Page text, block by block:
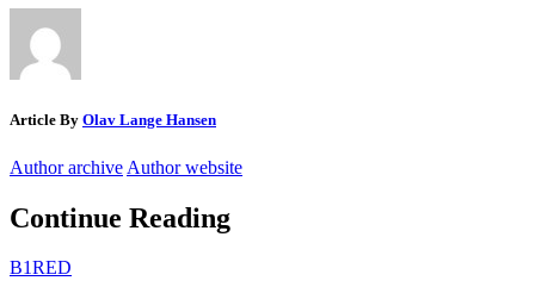
Article By Olav Lange Hansen
Author archive Author website
Continue Reading
B1RED